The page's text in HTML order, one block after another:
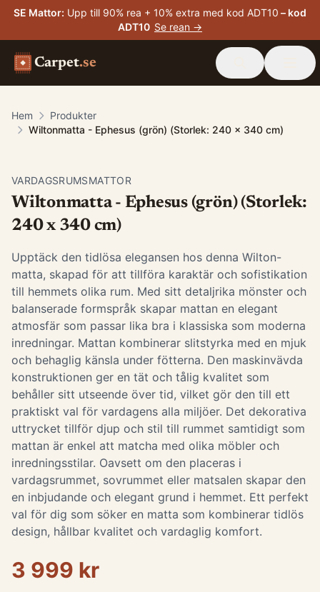
SE Mattor: Upp till 90% rea + 10% extra med kod ADT10 – kod
ADT10 Se rean →
Carpet.se
Hem
Produkter
Wiltonmatta - Ephesus (grön) (Storlek: 240 x 340 cm)
VARDAGSRUMSMATTOR
Wiltonmatta - Ephesus (grön) (Storlek:
240 x 340 cm)
Upptäck den tidlösa elegansen hos denna Wilton-
matta, skapad för att tillföra karaktär och sofistikation
till hemmets olika rum. Med sitt detaljrika mönster och
balanserade formspråk skapar mattan en elegant
atmosfär som passar lika bra i klassiska som moderna
inredningar. Mattan kombinerar slitstyrka med en mjuk
och behaglig känsla under fötterna. Den maskinvävda
konstruktionen ger en tät och tålig kvalitet som
behåller sitt utseende över tid, vilket gör den till ett
praktiskt val för vardagens alla miljöer. Det dekorativa
uttrycket tillför djup och stil till rummet samtidigt som
mattan är enkel att matcha med olika möbler och
inredningsstilar. Oavsett om den placeras i
vardagsrummet, sovrummet eller matsalen skapar den
en inbjudande och elegant grund i hemmet. Ett perfekt
val för dig som söker en matta som kombinerar tidlös
design, hållbar kvalitet och vardaglig komfort.
3 999 kr